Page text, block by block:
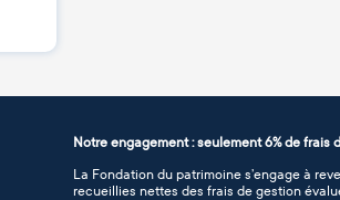
Notre engagement : seulement 6% de frais
La Fondation du patrimoine s’engage à
recueillies nettes des frais de gestion